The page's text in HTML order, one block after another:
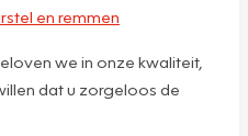
en remmen
we in onze kwaliteit,
dat u zorgeloos de